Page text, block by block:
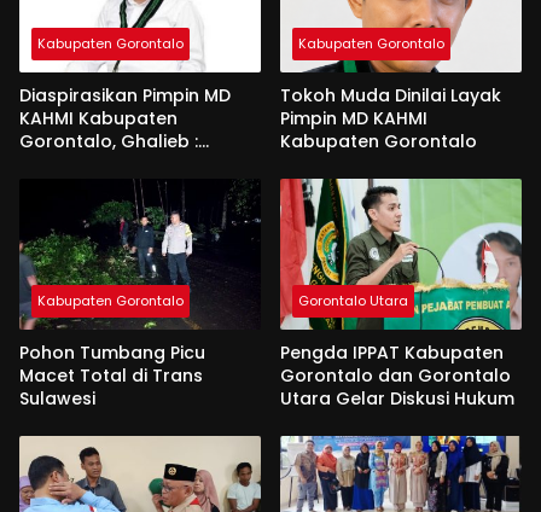
Kabupaten Gorontalo
Diaspirasikan Pimpin MD
KAHMI Kabupaten
Gorontalo, Ghalieb :
Kabupaten Gorontalo
Tokoh Muda Dinilai Layak
Pimpin MD KAHMI
Kabupaten Gorontalo
Kabupaten Gorontalo
Pohon Tumbang Picu
Macet Total di Trans
Sulawesi
Gorontalo Utara
Pengda IPPAT Kabupaten
Gorontalo dan Gorontalo
Utara Gelar Diskusi Hukum